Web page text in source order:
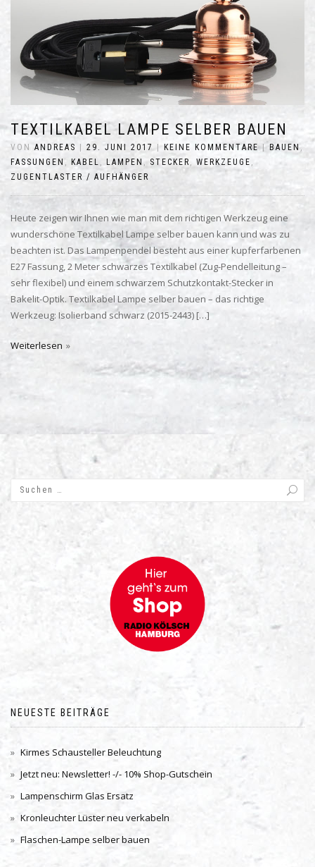
TEXTILKABEL LAMPE SELBER BAUEN
VON ANDREAS | 29. JUNI 2017 | KEINE KOMMENTARE| BAUEN,
FASSUNGEN , KABEL LAMPEN , STECKER WERKZEUGE
ZUGENTLASTER / AUFHÄNGER
Heute zeigen wir Ihnen wie man mit dem richtigen Werkzeug eine
wunderschöne Textilkabel Lampe selber bauen kann und was zu
beachten ist. Das Lampenpendel besteht aus einer kupferfarbenen
E27 Fassung, 2 Meter schwarzes Textilkabel (Zug-Pendelleitung –
sehr flexibel) und einem schwarzem Schutzkontakt-Stecker in
Bakelit-Optik. Textilkabel Lampe selber bauen – das richtige
Werkzeug: Isolierband schwarz (2015-2443) […]
Weiterlesen
NEUESTE BEITRÄGE
Kirmes Schausteller Beleuchtung
Jetzt neu: Newsletter! -/- 10% Shop-Gutschein
Lampenschirm Glas Ersatz
Kronleuchter Lüster neu verkabeln
Flaschen-Lampe selber bauen